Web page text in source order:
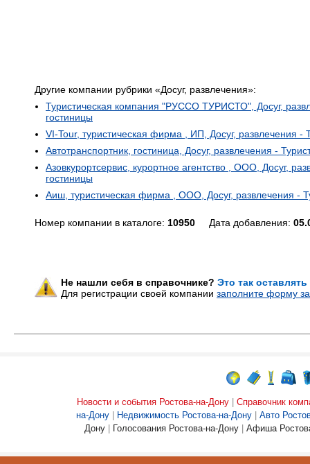
Другие компании рубрики «Досуг, развлечения»:
Туристическая компания "РУССО ТУРИСТО", Досуг,
гостиницы
VI-Tour, туристическая фирма , ИП, Досуг, развлечения -
Автотранспортник, гостиница, Досуг, развлечения -
Азовкурортсервис, курортное агентство , ООО, Досуг,
гостиницы
Аиш, туристическая фирма , ООО, Досуг, развлечения -
Номер компании в каталоге: 10950 Дата добавления:
Не нашли себя в справочнике? Это так
Для регистрации своей компании заполните форму
Новости и события Ростова-на-Дону
Справочник
на-Дону
Недвижимость Ростова-на-Дону
Авто
Дону
Голосования Ростова-на-Дону Афиша